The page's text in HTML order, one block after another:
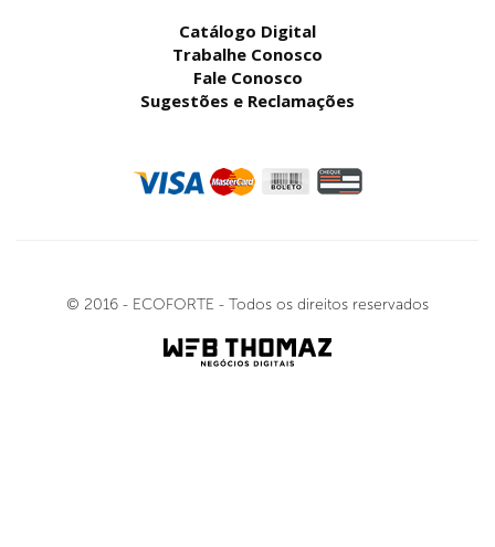
Catálogo Digital
Trabalhe Conosco
Fale Conosco
Sugestões e Reclamações
© 2016 - ECOFORTE - Todos os direitos reservados